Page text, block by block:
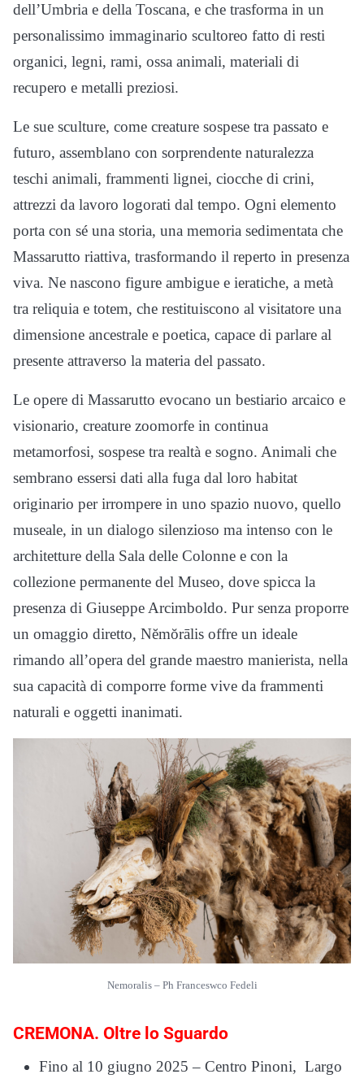
dell’Umbria e della Toscana, e che trasforma in un
personalissimo immaginario scultoreo fatto di resti
organici, legni, rami, ossa animali, materiali di
recupero e metalli preziosi.
Le sue sculture, come creature sospese tra passato e
futuro, assemblano con sorprendente naturalezza
teschi animali, frammenti lignei, ciocche di crini,
attrezzi da lavoro logorati dal tempo. Ogni elemento
porta con sé una storia, una memoria sedimentata che
Massarutto riattiva, trasformando il reperto in presenza
viva. Ne nascono figure ambigue e ieratiche, a metà
tra reliquia e totem, che restituiscono al visitatore una
dimensione ancestrale e poetica, capace di parlare al
presente attraverso la materia del passato.
Le opere di Massarutto evocano un bestiario arcaico e
visionario, creature zoomorfe in continua
metamorfosi, sospese tra realtà e sogno. Animali che
sembrano essersi dati alla fuga dal loro habitat
originario per irrompere in uno spazio nuovo, quello
museale, in un dialogo silenzioso ma intenso con le
architetture della Sala delle Colonne e con la
collezione permanente del Museo, dove spicca la
presenza di Giuseppe Arcimboldo. Pur senza proporre
un omaggio diretto, Nĕmŏrālis offre un ideale
rimando all’opera del grande maestro manierista, nella
sua capacità di comporre forme vive da frammenti
naturali e oggetti inanimati.
Nemoralis – Ph Franceswco Fedeli
CREMONA. Oltre lo Sguardo
Fino al 10 giugno 2025 – Centro Pinoni, Largo